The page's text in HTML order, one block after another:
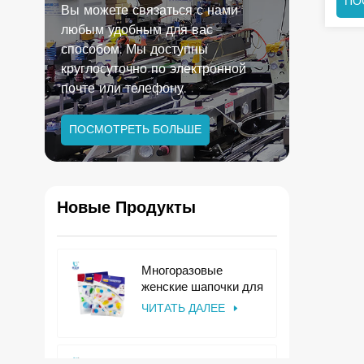
Вы можете связаться с нами
любым удобным для вас
способом. Мы доступны
круглосуточно по электронной
почте или телефону.
ПОСМОТРЕТЬ БОЛЬШЕ
Новые Продукты
Многоразовые
женские шапочки для
душа из ЭВА и
пластика для
ЧИТАТЬ ДАЛЕЕ